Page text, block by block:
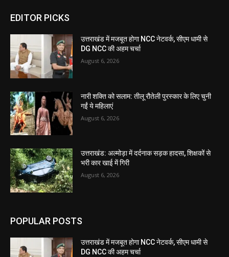
EDITOR PICKS
उत्तराखंड में मजबूत होगा NCC नेटवर्क, सीएम धामी से
DG NCC की अहम चर्चा
August 6, 2026
नारी शक्ति को सलाम: तीलू रौतेली पुरस्कार के लिए चुनी
गईं ये महिलाएं
August 6, 2026
उत्तराखंड: अल्मोड़ा में दर्दनाक सड़क हादसा, शिक्षकों से
भरी कार खाई में गिरी
August 6, 2026
POPULAR POSTS
उत्तराखंड में मजबूत होगा NCC नेटवर्क, सीएम धामी से
DG NCC की अहम चर्चा